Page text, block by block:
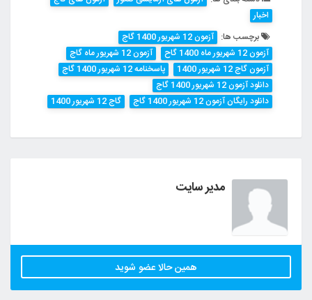
اخبار
برچسب ها: آزمون 12 شهریور 1400 گاج
آزمون 12 شهریور ماه 1400 گاح
آزمون 12 شهریور ماه گاج
آزمون گاج 12 شهریور 1400
پاسخنامه 12 شهریور 1400 گاج
دانلود آزمون 12 شهریور 1400 گاج
دانلود رایگان آزمون 12 شهریور 1400 گاج
گاج 12 شهریور 1400
مدیر سایت
همین حالا عضو شوید